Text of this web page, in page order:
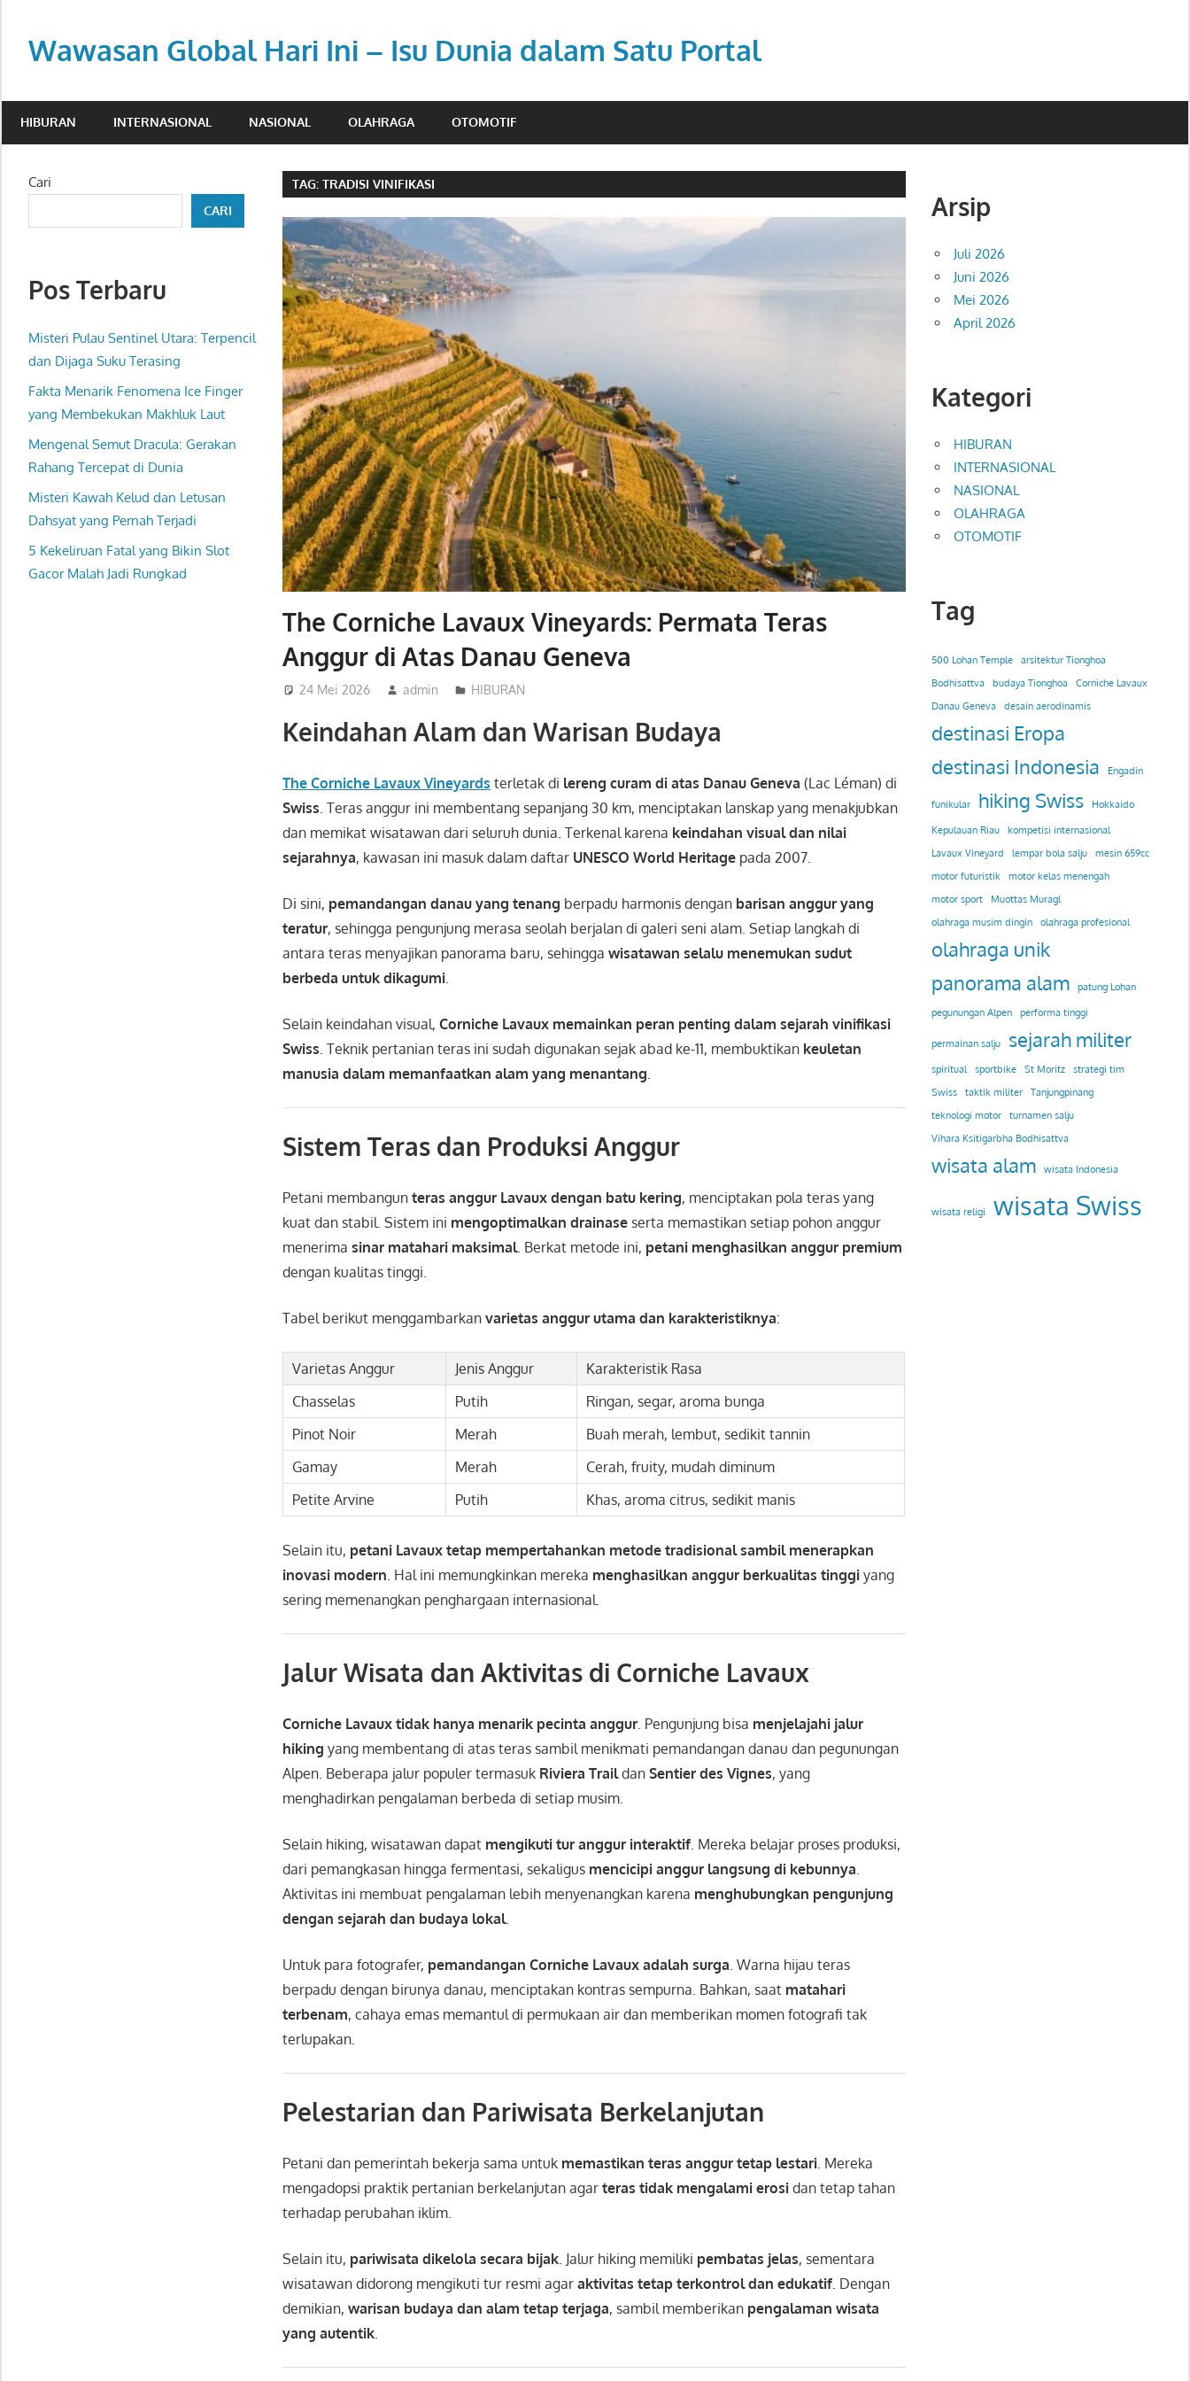
contentWawasan Global Hari Ini – Isu Dunia dalam Satu Portal
di
dinamika
global.
HIBURAN INTERNASIONAL NASIONAL OLAHRAGA OTOMOTIF
TAG:TRADISI VINIFIKASI
The Corniche Lavaux Vineyards: Permata Teras
Anggur di Atas Danau Geneva
24 Mei 2026 admin HIBURAN
Keindahan Alam dan Warisan Budaya
The Corniche Lavaux Vineyards terletak di lereng curam di atas Danau Geneva (Lac Léman) di
Swiss . Teras anggur ini membentang sepanjang 30 km, menciptakan lanskap yang menakjubkan
dan memikat wisatawan dari seluruh dunia. Terkenal karena keindahan visual dan nilai
sejarahnya, kawasan ini masuk dalam daftar UNESCO World Heritage pada 2007.
Di sini, pemandangan danau yang tenang berpadu harmonis dengan barisan anggur yang
teratur, sehingga pengunjung merasa seolah berjalan di galeri seni alam. Setiap langkah di
antara teras menyajikan panorama baru, sehinggawisatawan selalu menemukan sudut
berbeda untuk dikagumi
Selain keindahan visual,Corniche Lavaux memainkan peran penting dalam sejarah vinifikasi
Swiss . Teknik pertanian teras ini sudah digunakan sejak abad ke-11, membuktikan keuletan
manusia dalam memanfaatkan alam yang menantang
Sistem Teras dan Produksi Anggur
Petani membangunteras anggur Lavaux dengan batu kering, menciptakan pola teras yang
kuat dan stabil. Sistem ini mengoptimalkan drainase serta memastikan setiap pohon anggur
menerimasinar matahari maksimal. Berkat metode ini, petani menghasilkan anggur premium
dengan kualitas tinggi.
Tabel berikut menggambarkanvarietas anggur utama dan karakteristiknya:
Varietas Anggur Jenis Anggur
Karakteristik Rasa
Chasselas
Putih
Ringan, segar, aroma bunga
Pinot Noir
Merah
Buah merah, lembut, sedikit tannin
Gamay
Merah
Cerah, fruity, mudah diminum
Petite Arvine
Putih Khas, aroma citrus, sedikit manis
Selain itu, petani Lavaux tetap mempertahankan metode tradisional sambil menerapkan
inovasi modern . Hal ini memungkinkan mereka menghasilkan anggur berkualitas tinggi yang
sering memenangkan penghargaan internasional.
Jalur Wisata dan Aktivitas di Corniche Lavaux
Corniche Lavaux tidak hanya menarik pecinta anggur . Pengunjung bisa menjelajahi jalur
hiking yang membentang di atas teras sambil menikmati pemandangan danau dan pegunungan
Alpen. Beberapa jalur populer termasuk Riviera TraildanSentier des Vignes, yang
menghadirkan pengalaman berbeda di setiap musim.
Selain hiking, wisatawan dapat mengikuti tur anggur interaktif . Mereka belajar proses produksi,
dari pemangkasan hingga fermentasi, sekaligus mencicipi anggur langsung di kebunnya
Aktivitas ini membuat pengalaman lebih menyenangkan karena menghubungkan pengunjung
dengan sejarah dan budaya lokal.
Untuk para fotografer, pemandangan Corniche Lavaux adalah surga . Warna hijau teras
berpadu dengan birunya danau, menciptakan kontras sempurna. Bahkan, saat matahari
terbenam, cahaya emas memantul di permukaan air dan memberikan momen fotografi tak
terlupakan.
Pelestarian dan Pariwisata Berkelanjutan
Petani dan pemerintah bekerja sama untuk memastikan teras anggur tetap lestari . Mereka
mengadopsi praktik pertanian berkelanjutan agarteras tidak mengalami erosi dan tetap tahan
terhadap perubahan iklim.
Selain itu, pariwisata dikelola secara bijak . Jalur hiking memiliki pembatas jelas, sementara
wisatawan didorong mengikuti tur resmi agaraktivitas tetap terkontrol dan edukatif . Dengan
demikian,warisan budaya dan alam tetap terjaga, sambil memberikan pengalaman wisata
yang autentik
Cari
CARI
Pos Terbaru
Misteri Pulau Sentinel Utara: Terpencil
dan Dijaga Suku Terasing
Fakta Menarik Fenomena Ice Finger
yang Membekukan Makhluk Laut
Mengenal Semut Dracula: Gerakan
Rahang Tercepat di Dunia
Misteri Kawah Kelud dan Letusan
Dahsyat yang Pernah Terjadi
5 Kekeliruan Fatal yang Bikin Slot
Gacor Malah Jadi Rungkad
Arsip
Juli 2026
Juni 2026
Mei 2026
April 2026
Kategori
HIBURAN
INTERNASIONAL
NASIONAL
OLAHRAGA
OTOMOTIF
Tag
500 Lohan Temple
arsitektur Tionghoa
Bodhisattva
budaya Tionghoa
Corniche Lavaux
Danau Geneva
desain aerodinamis
destinasi Eropa
destinasi Indonesia
Engadin
funikular hiking Swiss Hokkaido
Kepulauan Riau
kompetisi internasional
Lavaux Vineyard
lempar bola salju
mesin 659cc
motor futuristik
motor kelas menengah
motor sport
Muottas Muragl
olahraga musim dingin
olahraga profesional
olahraga unik
panorama alam
patung Lohan
pegunungan Alpen performa tinggi
permainan salju sejarah militer
spiritual sportbike St Moritz
strategi tim
Swiss
taktik militer
Tanjungpinang
teknologi motor
turnamen salju
Vihara Ksitigarbha Bodhisattva
wisata alam wisata Indonesia
wisata religi wisata Swiss